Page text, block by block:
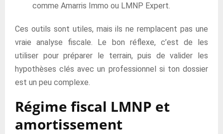
comme Amarris Immo ou LMNP Expert.
Ces outils sont utiles, mais ils ne remplacent pas une
vraie analyse fiscale. Le bon réflexe, c’est de les
utiliser pour préparer le terrain, puis de valider les
hypothèses clés avec un professionnel si ton dossier
est un peu complexe.
Régime fiscal LMNP et
amortissement